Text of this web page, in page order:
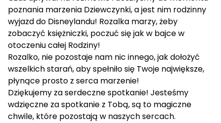
poznania marzenia Dziewczynki, a jest nim rodzinny
wyjazd do Disneylandu! Rozalka marzy, żeby
zobaczyć księżniczki, poczuć się jak w bajce w
otoczeniu całej Rodziny!
Rozalko, nie pozostaje nam nic innego, jak dołożyć
wszelkich starań, aby spełniło się Twoje największe,
płynące prosto z serca marzenie!
Dziękujemy za serdeczne spotkanie! Jesteśmy
wdzięczne za spotkanie z Tobą, są to magiczne
chwile, które pozostają w naszych sercach.